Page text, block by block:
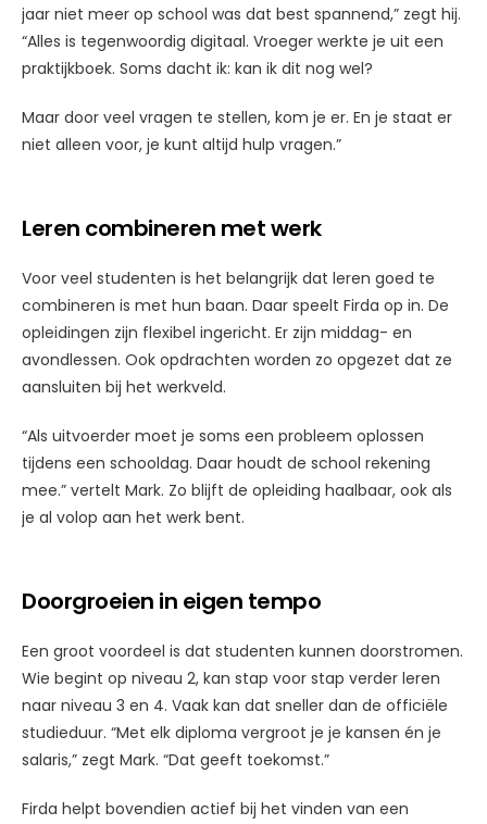
jaar niet meer op school was dat best spannend,” zegt hij.
“Alles is tegenwoordig digitaal. Vroeger werkte je uit een
praktijkboek. Soms dacht ik: kan ik dit nog wel?
Maar door veel vragen te stellen, kom je er. En je staat er
niet alleen voor, je kunt altijd hulp vragen.”
Leren combineren met werk
Voor veel studenten is het belangrijk dat leren goed te
combineren is met hun baan. Daar speelt Firda op in. De
opleidingen zijn flexibel ingericht. Er zijn middag- en
avondlessen. Ook opdrachten worden zo opgezet dat ze
aansluiten bij het werkveld.
“Als uitvoerder moet je soms een probleem oplossen
tijdens een schooldag. Daar houdt de school rekening
mee.” vertelt Mark. Zo blijft de opleiding haalbaar, ook als
je al volop aan het werk bent.
Doorgroeien in eigen tempo
Een groot voordeel is dat studenten kunnen doorstromen.
Wie begint op niveau 2, kan stap voor stap verder leren
naar niveau 3 en 4. Vaak kan dat sneller dan de officiële
studieduur. “Met elk diploma vergroot je je kansen én je
salaris,” zegt Mark. “Dat geeft toekomst.”
Firda helpt bovendien actief bij het vinden van een